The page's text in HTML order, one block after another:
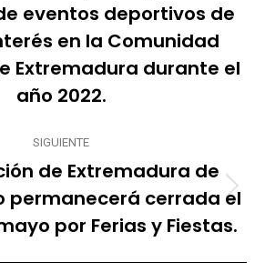
Publicación
anterior:
eventos deportivos de
en la Comunidad
Extremadura durante el
año 2022.
SIGUIENTE
Publicación
siguiente:
de Extremadura de
permanecerá cerrada el
por Ferias y Fiestas.